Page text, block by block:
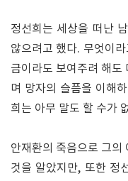
정선희는 세상을 떠난
않으려고 했다. 무엇이
금이라도 보여주려 해도
며 망자의 슬픔을 이해
희는 아무 말도 할 수가
안재환의 죽음으로 그의
것을 알았지만, 또한 정